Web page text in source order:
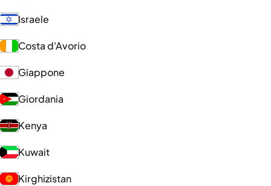
Israele
Costa d'Avorio
Giappone
Giordania
Kenya
Kuwait
Kirghizistan